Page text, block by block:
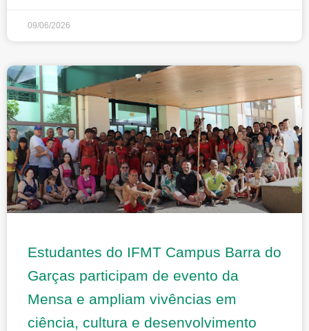
09/06/2026
Estudantes do IFMT Campus Barra do
Garças participam de evento da
Mensa e ampliam vivências em
ciência, cultura e desenvolvimento